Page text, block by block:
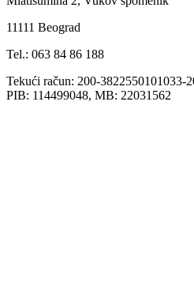
11111 Beograd
Tel.: 063 84 86 188
Tekući račun: 200-3822550101033-
PIB: 114499048, MB: 22031562